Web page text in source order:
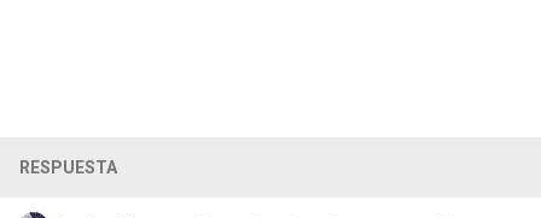
RESPUESTA